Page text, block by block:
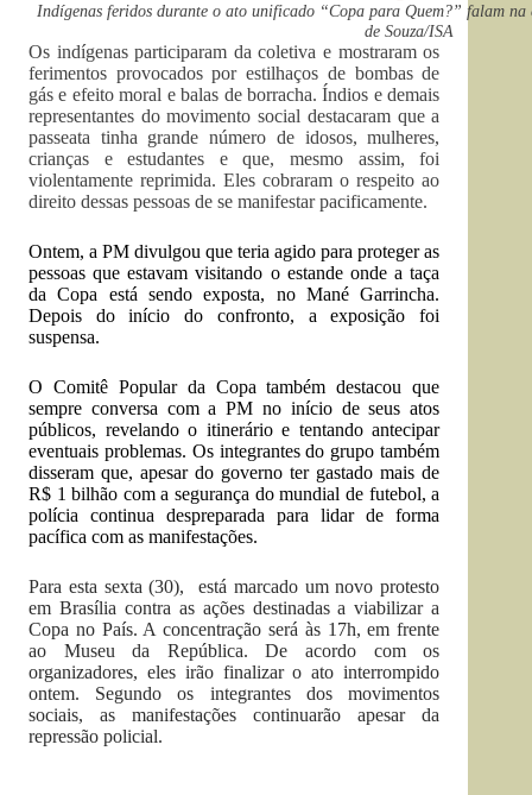
Indígenas feridos durante o ato unificado “Copa para Quem?” falam
de Souza/ISA
Os indígenas participaram da coletiva e mostraram os
ferimentos provocados por estilhaços de bombas de
gás e efeito moral e balas de borracha. Índios e demais
representantes do movimento social destacaram que a
passeata tinha grande número de idosos, mulheres,
crianças e estudantes e que, mesmo assim, foi
violentamente reprimida. Eles cobraram o respeito ao
direito dessas pessoas de se manifestar pacificamente.
Ontem, a PM divulgou que teria agido para proteger as
pessoas que estavam visitando o estande onde a taça
da Copa está sendo exposta, no Mané Garrincha.
Depois do início do confronto, a exposição foi
suspensa.
O Comitê Popular da Copa também destacou que
sempre conversa com a PM no início de seus atos
públicos, revelando o itinerário e tentando antecipar
eventuais problemas. Os integrantes do grupo também
disseram que, apesar do governo tergastado mais de
R$ 1 bilhão com a segurança do mundial de futebol, a
polícia continua despreparada para lidar de forma
pacífica com as manifestações.
Para esta sexta (30), está marcado um novo protesto
em Brasília contra as ações destinadas a viabilizar a
Copa no País. A concentração será às 17h, em frente
ao Museu da República. De acordo com os
organizadores, eles irão finalizar o ato interrompido
ontem. Segundo os integrantes dos movimentos
sociais, as manifestações continuarão apesar da
repressão policial.